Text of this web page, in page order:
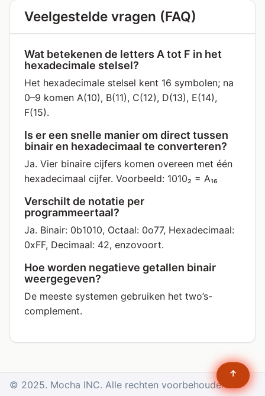
Veelgestelde vragen (FAQ)
Wat betekenen de letters A tot F in het
hexadecimale stelsel?
Het hexadecimale stelsel kent 16 symbolen; na
0–9 komen A(10), B(11), C(12), D(13), E(14),
F(15).
Is er een snelle manier om direct tussen
binair en hexadecimaal te converteren?
Ja. Vier binaire cijfers komen overeen met één
hexadecimaal cijfer. Voorbeeld: 1010₂ = A₁₆
Verschilt de notatie per
programmeertaal?
Ja. Binair: 0b1010, Octaal: 0o77, Hexadecimaal:
0xFF, Decimaal: 42, enzovoort.
Hoe worden negatieve getallen binair
weergegeven?
De meeste systemen gebruiken het two’s-
complement.
© 2025. Mocha INC. Alle rechten voorbehouden.
↑